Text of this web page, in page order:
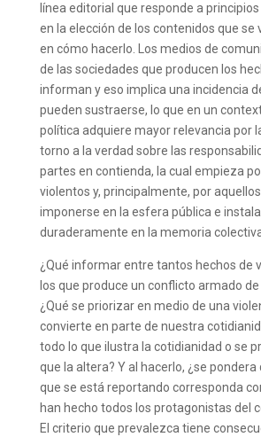
línea editorial que responde a
en la elección de los contenidos que se
en cómo hacerlo. Los medios de
de las sociedades que producen los
informan y eso implica una incidencia
pueden sustraerse, lo que en un
política adquiere mayor relevancia por
torno a la verdad sobre las
partes en contienda, la cual empieza
violentos y, principalmente, por
imponerse en la esfera pública e
duraderamente en la memoria
¿Qué informar entre tantos hechos de
los que produce un conflicto armado
¿Qué se priorizar en medio de una
convierte en parte de nuestra
todo lo que ilustra la cotidianidad o se
que la altera? Y al hacerlo, ¿se pondera
que se está reportando corresponda
han hecho todos los protagonistas del
El criterio que prevalezca tiene